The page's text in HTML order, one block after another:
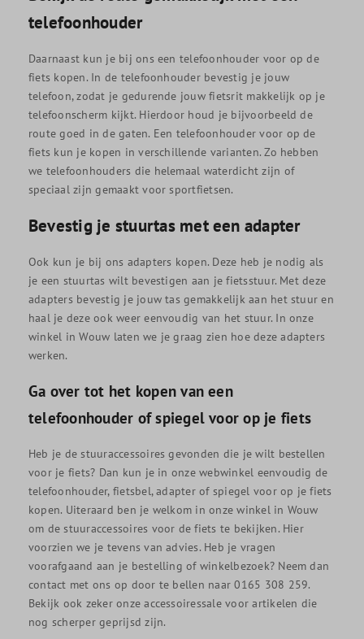
telefoonhouder
Daarnaast kun je bij ons een telefoonhouder voor op de
fiets kopen. In de telefoonhouder bevestig je jouw
telefoon, zodat je gedurende jouw fietsrit makkelijk op je
telefoonscherm kijkt. Hierdoor houd je bijvoorbeeld de
route goed in de gaten. Een telefoonhouder voor op de
fiets kun je kopen in verschillende varianten. Zo hebben
we telefoonhouders die helemaal waterdicht zijn of
speciaal zijn gemaakt voor sportfietsen.
Bevestig je stuurtas met een adapter
Ook kun je bij ons adapters kopen. Deze heb je nodig als
je een stuurtas wilt bevestigen aan je fietsstuur. Met deze
adapters bevestig je jouw tas gemakkelijk aan het stuur en
haal je deze ook weer eenvoudig van het stuur. In onze
winkel in Wouw laten we je graag zien hoe deze adapters
werken.
Ga over tot het kopen van een
telefoonhouder of spiegel voor op je fiets
Heb je de stuuraccessoires gevonden die je wilt bestellen
voor je fiets? Dan kun je in onze webwinkel eenvoudig de
telefoonhouder, fietsbel, adapter of spiegel voor op je fiets
kopen. Uiteraard ben je welkom in onze winkel in Wouw
om de stuuraccessoires voor de fiets te bekijken. Hier
voorzien we je tevens van advies. Heb je vragen
voorafgaand aan je bestelling of winkelbezoek? Neem dan
contact met ons op door te bellen naar 0165 308 259.
Bekijk ook zeker onze accessoiressale voor artikelen die
nog scherper geprijsd zijn.